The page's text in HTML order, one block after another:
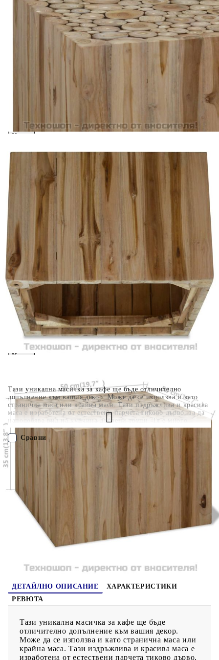
Тази уникална масичка за кафе ще бъде отличително
допълнение към вашия декор. Може да се използва и като
странична маса или крайна маса. Тази издръжлива и красива
маса е изработена от естествени парчета тиково дърво, за да
наподобява вид на купчина дървени трупи. Тя е много
надеждна, издръжлива и стабилна и затова е идеална за
поставяне на напитки, вази, саксийни растения, кошници с
плодове и други декоративни предмети. Вече е сглобена; не
се изисква сглобяване. Важна забележка: Цветовете варират,
което прави всяка маса уникална; доставката е на случаен
принцип.
Acest tabel are caracter informativ. Adăugați produsul în
coșul de cumpărături unde veți putea selecta detaliile
cererii de creditare.
Предоставената таблица е с информационна цел.
Добавете продукта в количката си с бутона "Добави в
количката" и при поръчка ще можете да изберете броя
вноски на кредита.
Предоставената таблица е с информационна цел.
Добавете продукта в количката си с бутона "Добави в
количката" и при поръчка ще можете да изберете броя
вноски на кредита.
Добавете продукта в количката си с бутона "Добави в
количката" и при поръчка ще можете да изберете броя
вноски на кредита.
Предоставената таблица е с информационна цел.
Добавете продукта в количката си с бутона "Добави в
количката" и при поръчка ще можете да изберете броя
вноски на кредита.
Когато плащате с NewPay, всъщност NewPay плаща
поръчката Ви вместо Вас. Вие я получавате и
разполагате с три начина да я платите към тях:
Отложено до 30 дни от момента на изпращане на
поръчката без оскъпяване. За покупки на стойност до
400 лв. / €204,52
Плащане на 4 вноски. Заплащате 20% от стойността на
поръчката си на момента с карта. Останалата сума се
разделя на 3 равни месечни вноски без оскъпяване. За
покупки на стойност до 1000 лв. / €511.31
Плащане на 6 вноски. Стойността на поръчката се
разпределя в 6 равни месечни вноски с оскъпяване. За
покупки на стойност до 2000 лв. / €1022.61
ПОРЪЧАЙ БЕЗ РЕГИСТРАЦИЯ
Наш представител ще се свърже с Вас в рамките на работния ден!
244555 18.200 кг
Оцени продукта
Сравни
ДЕТАЙЛНО ОПИСАНИЕ
ХАРАКТЕРИСТИКИ
РЕВЮТА
Тази уникална масичка за кафе ще бъде
отличително допълнение към вашия декор.
Може да се използва и като странична маса или
крайна маса. Тази издръжлива и красива маса е
изработена от естествени парчета тиково дърво,